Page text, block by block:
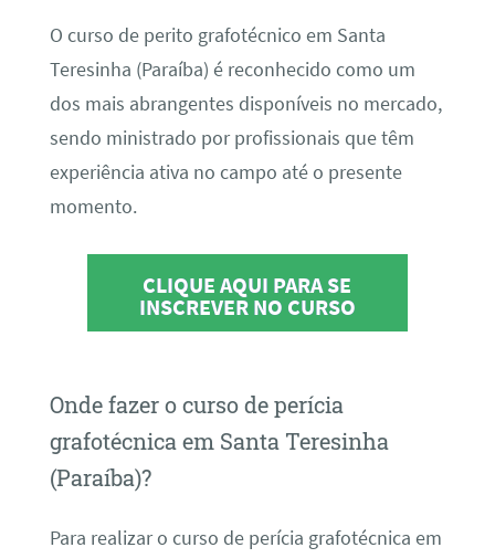
O curso de perito grafotécnico em Santa
Teresinha (Paraíba) é reconhecido como um
dos mais abrangentes disponíveis no mercado,
sendo ministrado por profissionais que têm
experiência ativa no campo até o presente
momento.
CLIQUE AQUI PARA SE
INSCREVER NO CURSO
Onde fazer o curso de perícia
grafotécnica em Santa Teresinha
(Paraíba)?
Para realizar o curso de perícia grafotécnica em